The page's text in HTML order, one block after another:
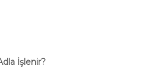
İşlenir?